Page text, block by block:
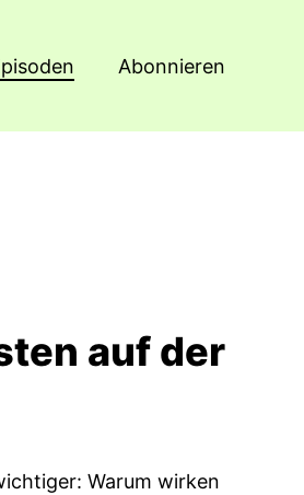
Abonnieren
auf der
Warum wirken